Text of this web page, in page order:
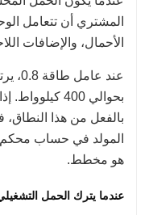
المشتري أن تتعامل
الأحمال، والإضافات
بحوالي 400
بالفعل من هذا النطاق،
المولد في حساب محكم،
هو مخطط.
عندما يترك الحمل التشغيلي